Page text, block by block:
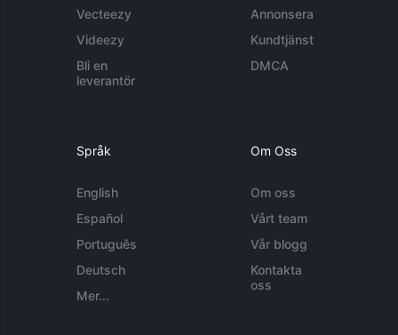
Vecteezy
Videezy
Bli en
leverantör
Annonsera
Kundtjänst
DMCA
Språk
English
Español
Português
Deutsch
Mer...
Om Oss
Om oss
Vårt team
Vår blogg
Kontakta
oss